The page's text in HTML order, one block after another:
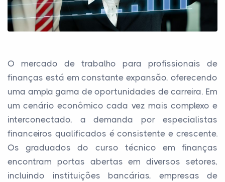
O mercado de trabalho para profissionais de
finanças está em constante expansão, oferecendo
uma ampla gama de oportunidades de carreira. Em
um cenário econômico cada vez mais complexo e
interconectado, a demanda por especialistas
financeiros qualificados é consistente e crescente.
Os graduados do curso técnico em finanças
encontram portas abertas em diversos setores,
incluindo instituições bancárias, empresas de